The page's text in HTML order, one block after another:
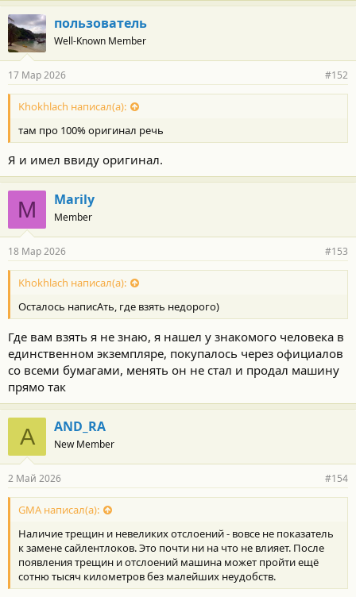
пользователь
Well-Known Member
17 Мар 2026 #152
Khokhlach написал(а):
там про 100% оригинал речь
Я и имел ввиду оригинал.
M Marily
Member
18 Мар 2026 #153
Khokhlach написал(а):
Осталось написАть, где взять недорого)
Где вам взять я не знаю, я нашел у знакомого человека в
единственном экземпляре, покупалось через официалов
со всеми бумагами, менять он не стал и продал машину
прямо так
A AND_RA
New Member
2 Май 2026 #154
GMA написал(а):
Наличие трещин и невеликих отслоений - вовсе не показатель
к замене сайлентлоков. Это почти ни на что не влияет. После
появления трещин и отслоений машина может пройти ещё
сотню тысяч километров без малейших неудобств.